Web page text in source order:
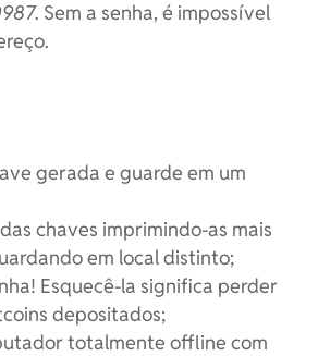
. Sem a senha, é impossível
gerada e guarde em um
chaves imprimindo-as mais
em local distinto;
Esquecê-la significa perder
depositados;
totalmente offline com